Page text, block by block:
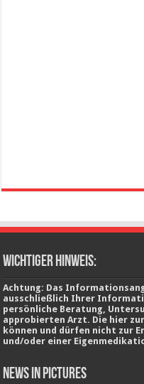
wichtiger Hinweis:
Achtung: Das
ausschließlich Ihrer
persönliche Beratung,
approbierten Arzt. Die hier
können und dürfen nicht zur
und/oder einer
News in Pictures